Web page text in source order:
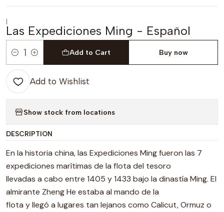
|
Las Expediciones Ming - Español
Quantity
Add to Cart Buy now
Add to Wishlist
Show stock from locations
DESCRIPTION
En la historia china, las Expediciones Ming fueron las 7
expediciones marítimas de la flota del tesoro
llevadas a cabo entre 1405 y 1433 bajo la dinastía Ming. El
almirante Zheng He estaba al mando de la
flota y llegó a lugares tan lejanos como Calicut, Ormuz o